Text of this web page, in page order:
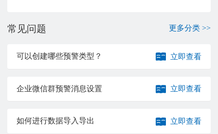
常见问题 更多分类 >>
可以创建哪些预警类型？ 立即查看
企业微信群预警消息设置 立即查看
如何进行数据导入导出 立即查看